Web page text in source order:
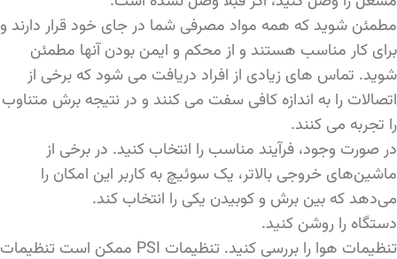
مطمئن شوید که همه مواد مصرفی شما در جای خود قرار دارند و
برای کار مناسب هستند و از محکم و ایمن بودن آنها مطمئن
شوید. تماس های زیادی از افراد دریافت می شود که برخی از
اتصالات را به اندازه کافی سفت می کنند و در نتیجه برش متناوب
را تجربه می کنند.
در صورت وجود، فرآیند مناسب را انتخاب کنید. در برخی از
ماشین‌های خروجی بالاتر، یک سوئیچ به کاربر این امکان را
می‌دهد که بین برش و کوبیدن یکی را انتخاب کند.
دستگاه را روشن کنید.
تنظیمات هوا را بررسی کنید. تنظیمات PSI ممکن است تنظیمات